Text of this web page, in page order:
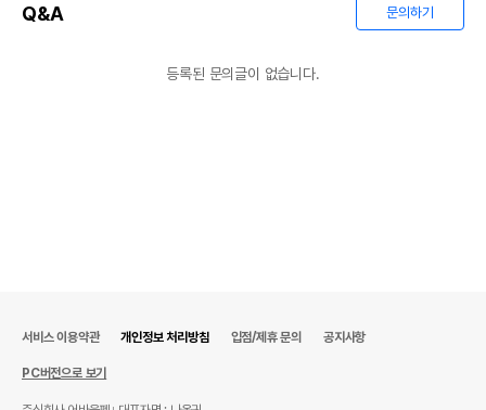
Q&A 문의하기
등록된 문의글이 없습니다.
서비스 이용약관 개인정보 처리방침 입점/제휴 문의 공지사항
PC버전으로 보기